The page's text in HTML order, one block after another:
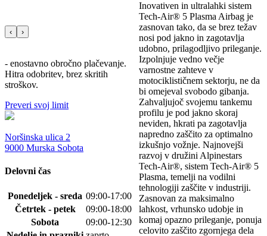
Inovativen in ultralahki sistem
Tech-Air® 5 Plasma Airbag je
zasnovan tako, da se brez težav
nosi pod jakno in zagotavlja
udobno, prilagodljivo prileganje.
Izpolnjuje vedno večje
varnostne zahteve v
motociklističnem sektorju, ne da
bi omejeval svobodo gibanja.
Zahvaljujoč svojemu tankemu
profilu je pod jakno skoraj
neviden, hkrati pa zagotavlja
napredno zaščito za optimalno
izkušnjo vožnje. Najnovejši
razvoj v družini Alpinestars
Tech-Air®, sistem Tech-Air® 5
Plasma, temelji na vodilni
tehnologiji zaščite v industriji.
Zasnovan za maksimalno
lahkost, vrhunsko udobje in
komaj opazno prileganje, ponuja
celovito zaščito zgornjega dela
‹ ›
- enostavno obročno plačevanje.
Hitra odobritev, brez skritih
stroškov.
Preveri svoj limit
Noršinska ulica 2
9000 Murska Sobota
Delovni čas
Ponedeljek - sreda 09:00-17:00
Četrtek - petek
09:00-18:00
Sobota
09:00-12:30